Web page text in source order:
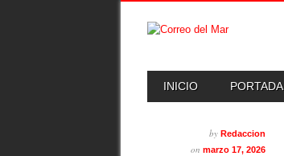
MAIN MENU
INICIO PORTADA
by Redaccion
on marzo 17, 2026